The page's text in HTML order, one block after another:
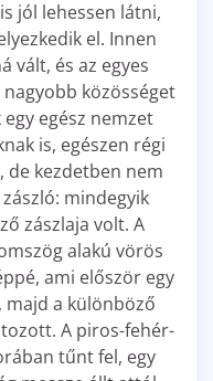
jól lehessen látni,
el. Innen
vált, és az egyes
közösséget
egész nemzet
is, egészen régi
de kezdetben nem
mindegyik
zászlaja volt. A
alakú vörös
ami először egy
majd a különböző
A piros-fehér-
tűnt fel, egy